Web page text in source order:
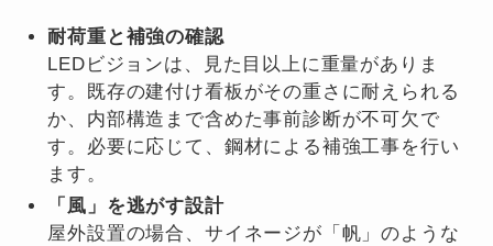
耐荷重と補強の確認
LEDビジョンは、見た目以上に重量がありま
す。既存の建付け看板がその重さに耐えられる
か、内部構造まで含めた事前診断が不可欠で
す。必要に応じて、鋼材による補強工事を行い
ます。
「風」を逃がす設計
屋外設置の場合、サイネージが「帆」のような